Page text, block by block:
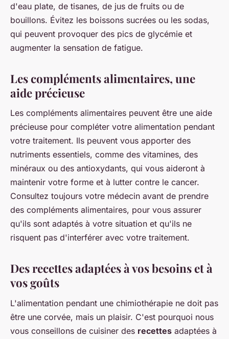
d'eau plate, de tisanes, de jus de fruits ou de
bouillons. Évitez les boissons sucrées ou les sodas,
qui peuvent provoquer des pics de glycémie et
augmenter la sensation de fatigue.
Les compléments alimentaires, une
aide précieuse
Les compléments alimentaires peuvent être une aide
précieuse pour compléter votre alimentation pendant
votre traitement. Ils peuvent vous apporter des
nutriments essentiels, comme des vitamines, des
minéraux ou des antioxydants, qui vous aideront à
maintenir votre forme et à lutter contre le cancer.
Consultez toujours votre médecin avant de prendre
des compléments alimentaires, pour vous assurer
qu'ils sont adaptés à votre situation et qu'ils ne
risquent pas d'interférer avec votre traitement.
Des recettes adaptées à vos besoins et à
vos goûts
L'alimentation pendant une chimiothérapie ne doit pas
être une corvée, mais un plaisir. C'est pourquoi nous
vous conseillons de cuisiner des recettes adaptées à